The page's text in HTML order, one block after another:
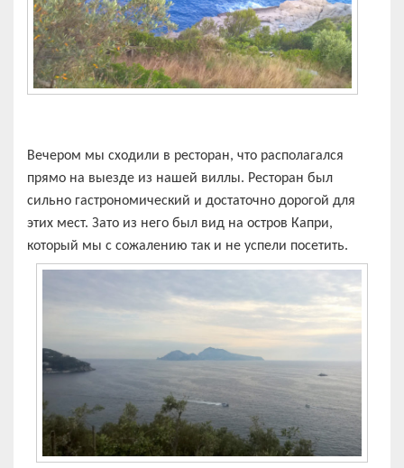
Вечером мы сходили в ресторан, что располагался
прямо на выезде из нашей виллы. Ресторан был
сильно гастрономический и достаточно дорогой для
этих мест. Зато из него был вид на остров Капри,
который мы с сожалению так и не успели посетить.